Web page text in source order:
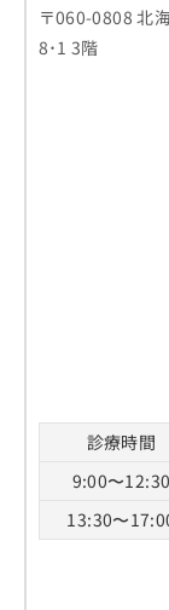
〒060-0808 北
8･1 3階
診療時間
9:00〜12:30
13:30〜